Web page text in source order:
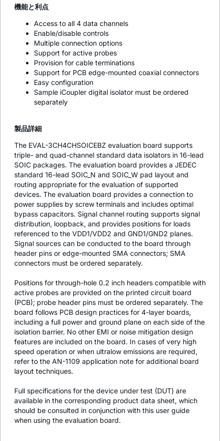
機能と利点
Access to all 4 data channels
Enable/disable controls
Multiple connection options
Support for active probes
Provision for cable terminations
Support for PCB edge-mounted coaxial connectors
Easy configuration
Sample iCoupler digital isolator must be ordered
separately
製品詳細
The EVAL-3CH4CHSOICEBZ evaluation board supports
triple- and quad-channel standard data isolators in 16-lead
SOIC packages. The evaluation board provides a JEDEC
standard 16-lead SOIC_N and SOIC_W pad layout and
routing appropriate for the evaluation of supported
devices. The evaluation board provides a connection to
power supplies by screw terminals and includes optimal
bypass capacitors. Signal channel routing supports signal
distribution, loopback, and provides positions for loads
referenced to the VDD1/VDD2 and GND1/GND2 planes.
Signal sources can be conducted to the board through
header pins or edge-mounted SMA connectors; SMA
connectors must be ordered separately.
Positions for through-hole 0.2 inch headers compatible with
active probes are provided on the printed circuit board
(PCB); probe header pins must be ordered separately. The
board follows PCB design practices for 4-layer boards,
including a full power and ground plane on each side of the
isolation barrier. No other EMI or noise mitigation design
features are included on the board. In cases of very high
speed operation or when ultralow emissions are required,
refer to the AN-1109 application note for additional board
layout techniques.
Full specifications for the device under test (DUT) are
available in the corresponding product data sheet, which
should be consulted in conjunction with this user guide
when using the evaluation board.